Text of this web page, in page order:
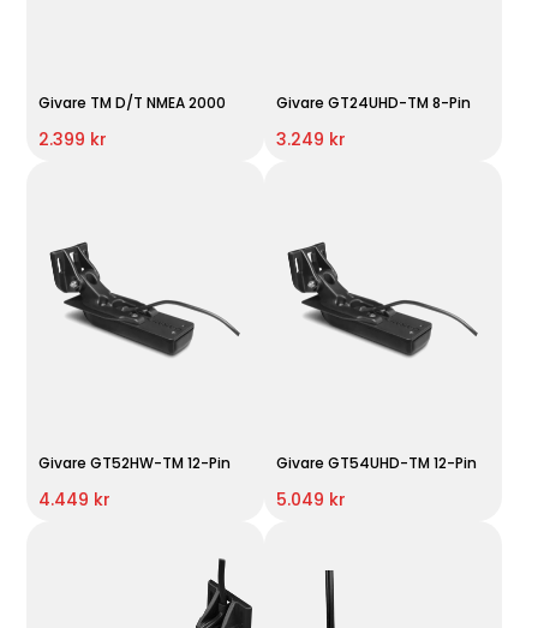
Givare TM D/T NMEA 2000
2.399 kr
Givare GT24UHD-TM 8-Pin
3.249 kr
Givare GT52HW-TM 12-Pin
4.449 kr
Givare GT54UHD-TM 12-Pin
5.049 kr